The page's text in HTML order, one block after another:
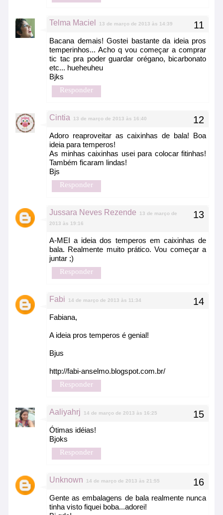
Telma Maciel 13 de março de 2013 às 14:39
Bacana demais! Gostei bastante da ideia pros
temperinhos... Acho q vou começar a comprar
tic tac pra poder guardar orégano, bicarbonato
etc... hueheuheu
Bjks
Responder
Cintia 13 de março de 2013 às 16:40
Adoro reaproveitar as caixinhas de bala! Boa
ideia para temperos!
As minhas caixinhas usei para colocar fitinhas!
Também ficaram lindas!
Bjs
Responder
Jussara Neves Rezende
13 de março de
2013 às 19:16
A-MEI a ideia dos temperos em caixinhas de
bala. Realmente muito prático. Vou começar a
juntar ;)
Responder
Fabi 14 de março de 2013 às 11:34
Fabiana,
A ideia pros temperos é genial!
Bjus
http://fabi-anselmo.blogspot.com.br/
Responder
Aaliyahrj 14 de março de 2013 às 16:25
Ótimas idéias!
Bjoks
Responder
Unknown 14 de março de 2013 às 21:55
Gente as embalagens de bala realmente nunca
tinha visto fiquei boba...adorei!